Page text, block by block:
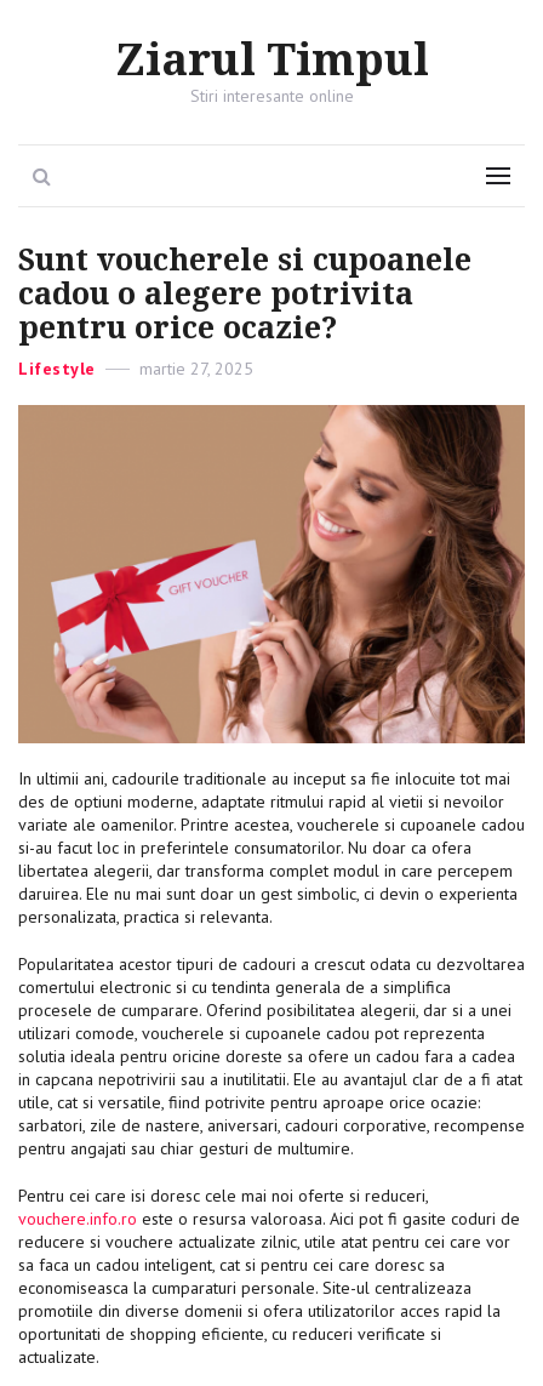
Ziarul Timpul
Stiri interesante online
Menu
Sunt voucherele si cupoanele
cadou o alegere potrivita
pentru orice ocazie?
Categories
Lifestyle
Posted
martie 27, 2025
In ultimii ani, cadourile traditionale au inceput sa fie inlocuite tot mai
des de optiuni moderne, adaptate ritmului rapid al vietii si nevoilor
variate ale oamenilor. Printre acestea, voucherele si cupoanele cadou
si-au facut loc in preferintele consumatorilor. Nu doar ca ofera
libertatea alegerii, dar transforma complet modul in care percepem
daruirea. Ele nu mai sunt doar un gest simbolic, ci devin o experienta
personalizata, practica si relevanta.
Popularitatea acestor tipuri de cadouri a crescut odata cu dezvoltarea
comertului electronic si cu tendinta generala de a simplifica
procesele de cumparare. Oferind posibilitatea alegerii, dar si a unei
utilizari comode, voucherele si cupoanele cadou pot reprezenta
solutia ideala pentru oricine doreste sa ofere un cadou fara a cadea
in capcana nepotrivirii sau a inutilitatii. Ele au avantajul clar de a fi atat
utile, cat si versatile, fiind potrivite pentru aproape orice ocazie:
sarbatori, zile de nastere, aniversari, cadouri corporative, recompense
pentru angajati sau chiar gesturi de multumire.
Pentru cei care isi doresc cele mai noi oferte si reduceri,
vouchere.info.ro este o resursa valoroasa. Aici pot fi gasite coduri de
reducere si vouchere actualizate zilnic, utile atat pentru cei care vor
sa faca un cadou inteligent, cat si pentru cei care doresc sa
economiseasca la cumparaturi personale. Site-ul centralizeaza
promotiile din diverse domenii si ofera utilizatorilor acces rapid la
oportunitati de shopping eficiente, cu reduceri verificate si
actualizate.